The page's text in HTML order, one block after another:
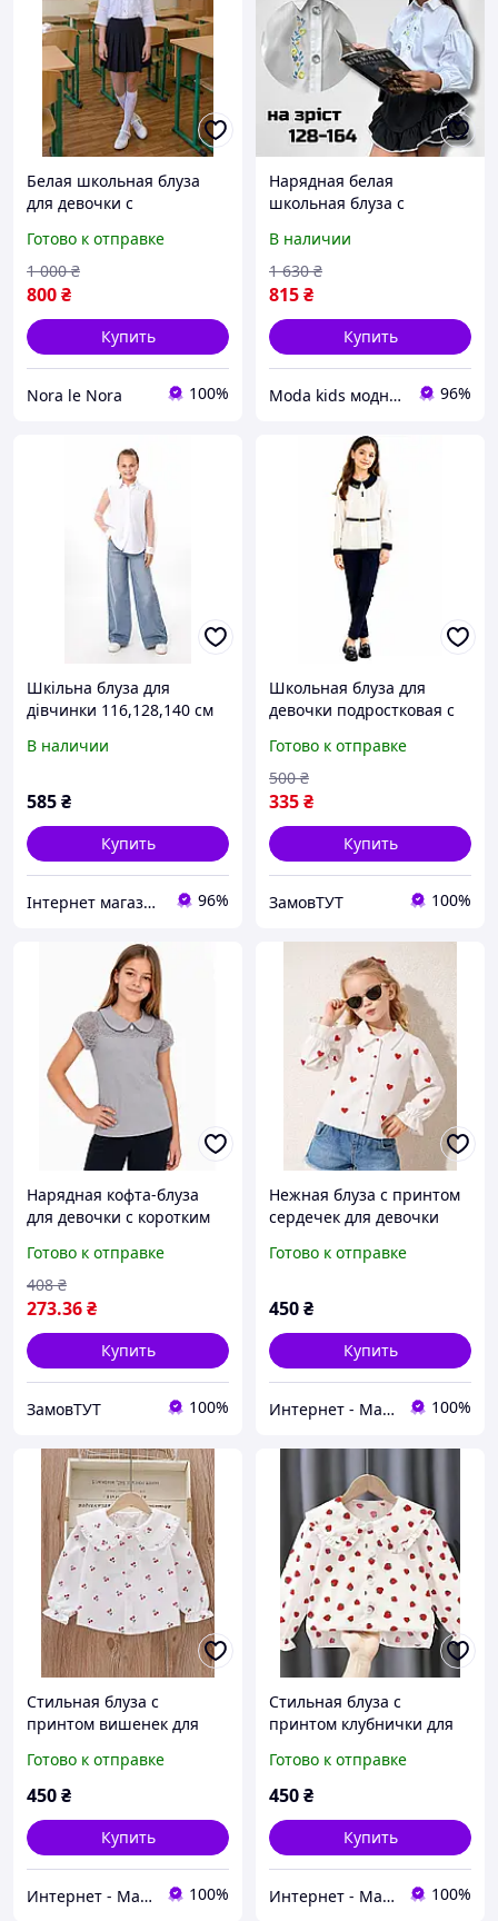
Белая школьная блуза
для девочки с
кружевом, короткий
рукав, праздничная
рубашка 140
Готово к отправке
800₴
1 000 ₴
Купить
Nora le Nora 100%
Нарядная белая
школьная блуза с
мальвы, Детские белые
блузки для девочек,
Белые рубашки
В наличии
815₴
1 630 ₴
Купить
Moda kids модная стильная одежда для детей и подростков 96%
Шкільна блуза для
дівчинки 116,128,140 см
В наличии
585₴
Купить
Інтернет магазин postelii 96%
Школьная блуза для
девочки подростковая с
(ba58), рост 140 см
молочный
Готово к отправке
335₴
500 ₴
Купить
ЗамовТУТ 100%
Нарядная кофта-блуза
для девочки с коротким
Benini 6624, рост 140 см
серый
Готово к отправке
273.36₴
408 ₴
Купить
ЗамовТУТ 100%
Нежная блуза с принтом
сердечек для девочки
Готово к отправке
450₴
Купить
Интернет - Магазин "Sofia Little Dress Kids" 100%
Стильная блуза с
принтом вишенек для
р.120 (5-6 лет)
Готово к отправке
450₴
Купить
Интернет - Магазин "Sofia Little Dress Kids" 100%
Стильная блуза с
принтом клубнички для
р.120 (5-6 лет)
Готово к отправке
450₴
Купить
Интернет - Магазин "Sofia Little Dress Kids" 100%